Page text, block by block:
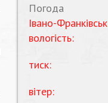
Погода
Івано-Франківськ
вологість:
тиск:
вітер: